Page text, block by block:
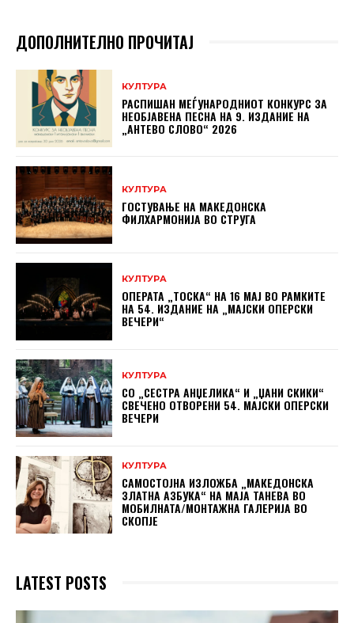
ДОПОЛНИТЕЛНО ПРОЧИТАЈ
КУЛТУРА
РАСПИШАН МЕЃУНАРОДНИОТ КОНКУРС ЗА
НЕОБЈАВЕНА ПЕСНА НА 9. ИЗДАНИЕ НА
„АНТЕВО СЛОВО“ 2026
КУЛТУРА
ГОСТУВАЊЕ НА МАКЕДОНСКА
ФИЛХАРМОНИЈА ВО СТРУГА
КУЛТУРА
ОПЕРАТА „ТОСКА“ НА 16 МАЈ ВО РАМКИТЕ
НА 54. ИЗДАНИЕ НА „МАЈСКИ ОПЕРСКИ
ВЕЧЕРИ“
КУЛТУРА
СО „СЕСТРА АНЏЕЛИКА“ И „ЏАНИ СКИКИ“
СВЕЧЕНО ОТВОРЕНИ 54. МАЈСКИ ОПЕРСКИ
ВЕЧЕРИ
КУЛТУРА
САМОСТОЈНА ИЗЛОЖБА „МАКЕДОНСКА
ЗЛАТНА АЗБУКА“ НА МAЈА ТАНЕВА ВО
МОБИЛНАТА/МОНТАЖНА ГАЛЕРИЈА ВО
СКОПЈЕ
LATEST POSTS